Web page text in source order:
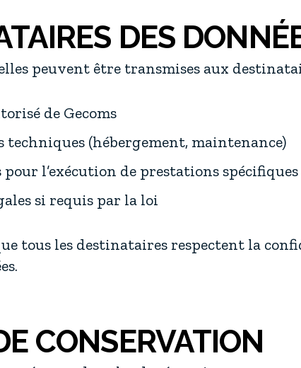
DES
peuvent être transmises aux
de Gecoms
techniques (hébergement, maintenance)
l’exécution de prestations spécifiques
si requis par la loi
tous les destinataires respectent la
CONSERVATION